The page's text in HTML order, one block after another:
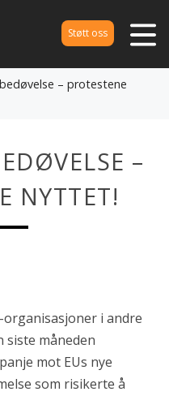
Støtt oss
– protestene
–
NYTTET!
i andre
siste måneden
mot EUs nye
som risikerte å